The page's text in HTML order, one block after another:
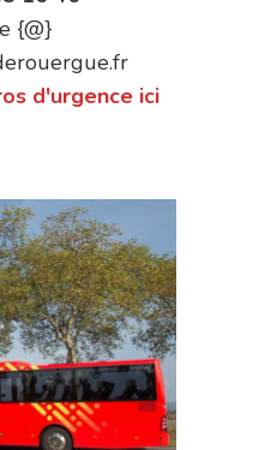
{@}
d'urgence ici